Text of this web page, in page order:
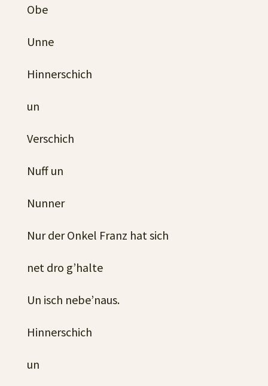
Obe
Unne
Hinnerschich
un
Verschich
Nuff un
Nunner
Nur der Onkel Franz hat sich
net dro g’halte
Un isch nebe’naus.
Hinnerschich
un